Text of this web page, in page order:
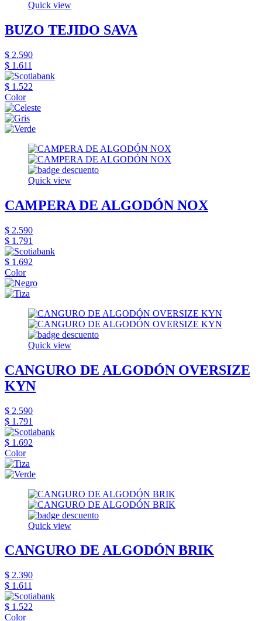
Quick view
BUZO TEJIDO SAVA
$ 2.590
$ 1.611
$ 1.522
Color
Quick view
CAMPERA DE ALGODÓN NOX
$ 2.590
$ 1.791
$ 1.692
Color
Quick view
CANGURO DE ALGODÓN OVERSIZE
KYN
$ 2.590
$ 1.791
$ 1.692
Color
Quick view
CANGURO DE ALGODÓN BRIK
$ 2.390
$ 1.611
$ 1.522
Color